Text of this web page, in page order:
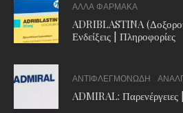
ΑΛΛΑ ΦΑΡΜΑΚΑ
ADRIBLASTINA
Ενδείξεις | Πληροφορίες
ΑΝΤΙΦΛΕΓΜΟΝΩΔΗ
ADMIRAL: Παρενέργειες